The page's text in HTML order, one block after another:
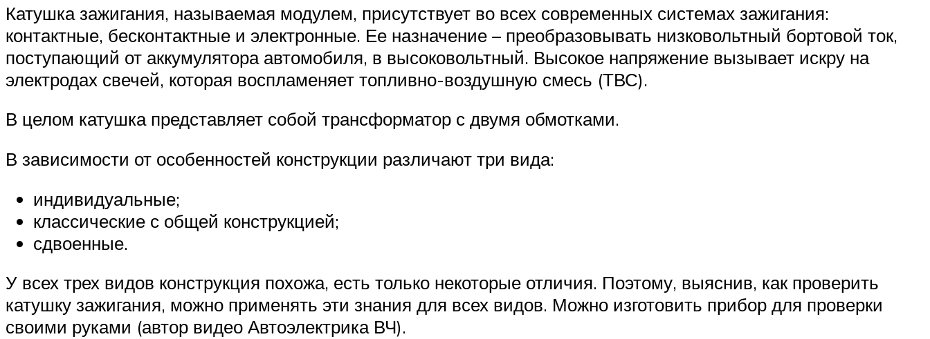
Катушка зажигания, называемая модулем, присутствует во всех современных системах зажигания:
контактные, бесконтактные и электронные. Ее назначение – преобразовывать низковольтный бортовой ток,
поступающий от аккумулятора автомобиля, в высоковольтный. Высокое напряжение вызывает искру на
электродах свечей, которая воспламеняет топливно-воздушную смесь (ТВС).
В целом катушка представляет собой трансформатор с двумя обмотками.
В зависимости от особенностей конструкции различают три вида:
индивидуальные;
классические с общей конструкцией;
сдвоенные.
У всех трех видов конструкция похожа, есть только некоторые отличия. Поэтому, выяснив, как проверить
катушку зажигания, можно применять эти знания для всех видов. Можно изготовить прибор для проверки
своими руками (автор видео Автоэлектрика ВЧ).